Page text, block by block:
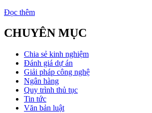
Đọc thêm
CHUYÊN MỤC
Chia sẻ kinh nghiệm
Đánh giá dự án
Giải pháp công nghệ
Ngân hàng
Quy trình thủ tục
Tin tức
Văn bản luật